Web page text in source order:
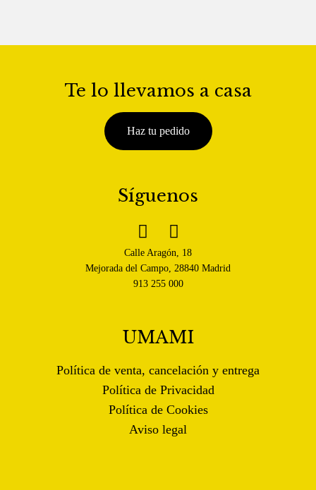
Te lo llevamos a casa
Haz tu pedido
Síguenos
 
Calle Aragón, 18
Mejorada del Campo, 28840 Madrid
913 255 000
UMAMI
Política de venta, cancelación y entrega
Política de Privacidad
Política de Cookies
Aviso legal